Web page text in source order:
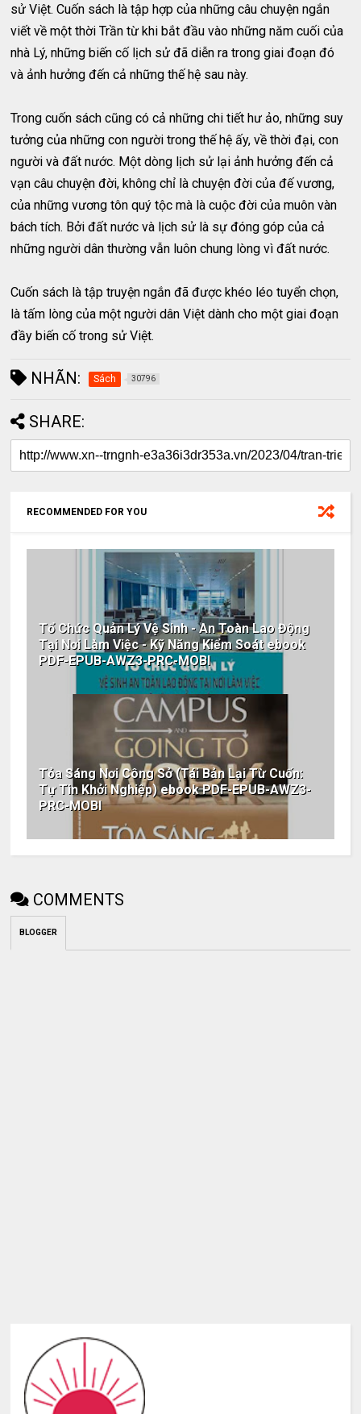
sử Việt. Cuốn sách là tập hợp của những câu chuyện ngắn
viết về một thời Trần từ khi bắt đầu vào những năm cuối của
nhà Lý, những biến cố lịch sử đã diễn ra trong giai đoạn đó
và ảnh hưởng đến cả những thế hệ sau này.
Trong cuốn sách cũng có cả những chi tiết hư ảo, những suy
tưởng của những con người trong thế hệ ấy, về thời đại, con
người và đất nước. Một dòng lịch sử lại ảnh hưởng đến cả
vạn câu chuyện đời, không chỉ là chuyện đời của đế vương,
của những vương tôn quý tộc mà là cuộc đời của muôn vàn
bách tích. Bởi đất nước và lịch sử là sự đóng góp của cả
những người dân thường vẫn luôn chung lòng vì đất nước.
Cuốn sách là tập truyện ngắn đã được khéo léo tuyển chọn,
là tấm lòng của một người dân Việt dành cho một giai đoạn
đầy biến cố trong sử Việt.
NHÃN: Sách 30796
SHARE:
RECOMMENDED FOR YOU
Tổ Chức Quản Lý Vệ Sinh - An Toàn Lao Động
Tại Nơi Làm Việc - Kỹ Năng Kiểm Soát ebook
PDF-EPUB-AWZ3-PRC-MOBI
Tỏa Sáng Nơi Công Sở (Tái Bản Lại Từ Cuốn:
Tự Tin Khởi Nghiệp) ebook PDF-EPUB-AWZ3-
PRC-MOBI
COMMENTS
BLOGGER